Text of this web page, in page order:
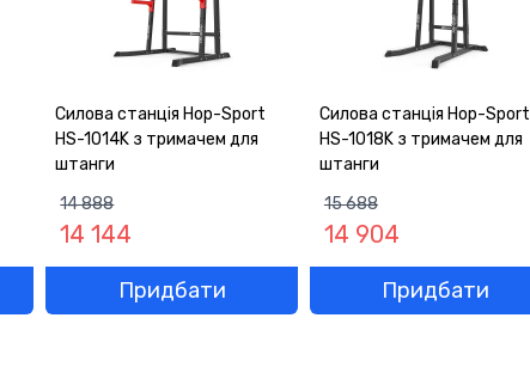
Силова станція Hop-Sport
HS-1014K з тримачем для
штанги
14 888
14 144
Придбати
Силова станція Hop-Sport
HS-1018K з тримачем для
штанги
15 688
14 904
Придбати